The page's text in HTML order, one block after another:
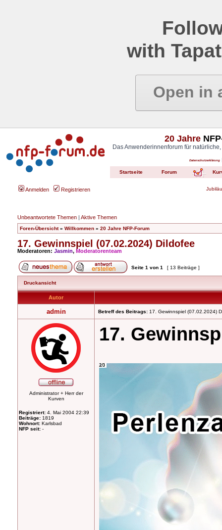
with
Open in
20 Jahre
Das Anwenderinnenforum für
Datenschutzerklärung
Startseite Forum
Anmelden Registrieren
Unbeantwortete Themen | Aktive Themen
Foren-Übersicht» Willkommen » 20 Jahre NFP-Forum
17. Gewinnspiel (07.02.2024) Dildofee
Moderatoren: Jasmin, Moderatorenteam
Seite 1 von 1 [ 13 Beiträge ]
Druckansicht
Autor
admin Betreff des Beitrags: 17. Gewinnspiel (07.02.2024)
Administrator + Herr der
Kurven
Registriert: 4. Mai 2004 22:39
Beiträge: 1819
Wohnort: Karlsbad
NFP seit: -
17.